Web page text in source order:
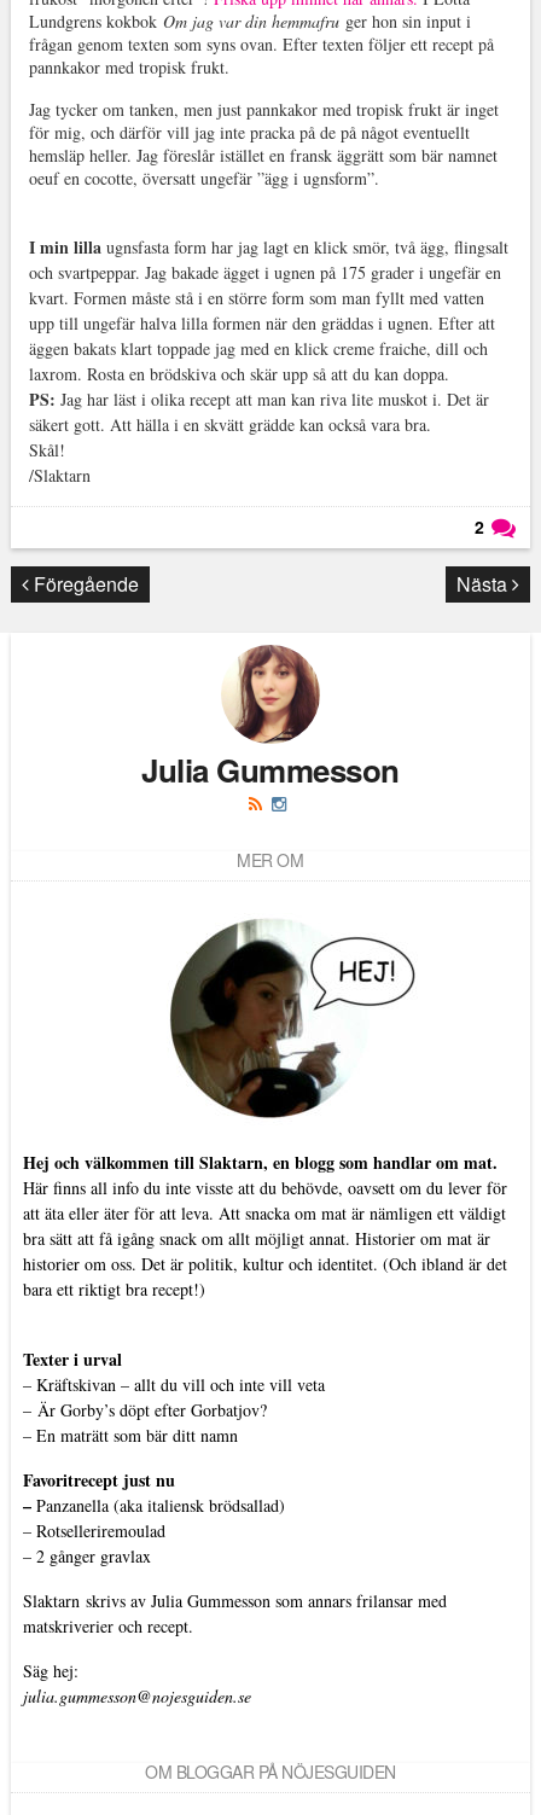
Lundgrens kokbok Om jag var din hemmafru ger hon sin input i
frågan genom texten som syns ovan. Efter texten följer ett recept på
pannkakor med tropisk frukt.
Jag tycker om tanken, men just pannkakor med tropisk frukt är inget
för mig, och därför vill jag inte pracka på de på något eventuellt
hemsläp heller. Jag föreslår istället en fransk äggrätt som bär namnet
oeuf en cocotte, översatt ungefär ”ägg i ugnsform”.
I min lilla ugnsfasta form har jag lagt en klick smör, två ägg, flingsalt
och svartpeppar. Jag bakade ägget i ugnen på 175 grader i ungefär en
kvart. Formen måste stå i en större form som man fyllt med vatten
upp till ungefär halva lilla formen när den gräddas i ugnen. Efter att
äggen bakats klart toppade jag med en klick creme fraiche, dill och
laxrom. Rosta en brödskiva och skär upp så att du kan doppa.
PS: Jag har läst i olika recept att man kan riva lite muskot i. Det är
säkert gott. Att hälla i en skvätt grädde kan också vara bra.
Skål!
/Slaktarn
2
Läs kommentarer (2)
Föregående Nästa
Julia Gummesson
MER OM
Hej och välkommen till Slaktarn, en blogg som handlar om mat.
Här finns all info du inte visste att du behövde, oavsett om du lever för
att äta eller äter för att leva. Att snacka om mat är nämligen ett väldigt
bra sätt att få igång snack om allt möjligt annat. Historier om mat är
historier om oss. Det är politik, kultur och identitet. (Och ibland är det
bara ett riktigt bra recept!)
Texter i urval
– Kräftskivan – allt du vill och inte vill veta
– Är Gorby’s döpt efter Gorbatjov?
– En maträtt som bär ditt namn
Favoritrecept just nu
– Panzanella (aka italiensk brödsallad)
– Rotselleriremoulad
– 2 gånger gravlax
Slaktarn skrivs av Julia Gummesson som annars frilansar med
matskriverier och recept.
Säg hej:
julia.gummesson@nojesguiden.se
OM BLOGGAR PÅ NÖJESGUIDEN